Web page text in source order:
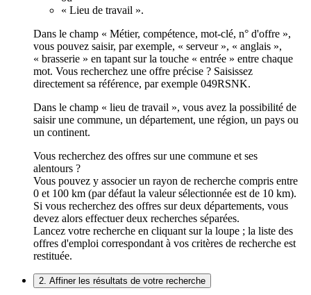
« Lieu de travail ».
Dans le champ « Métier, compétence, mot-clé, n° d'offre »,
vous pouvez saisir, par exemple, « serveur », « anglais »,
« brasserie » en tapant sur la touche « entrée » entre chaque
mot. Vous recherchez une offre précise ? Saisissez
directement sa référence, par exemple 049RSNK.
Dans le champ « lieu de travail », vous avez la possibilité de
saisir une commune, un département, une région, un pays ou
un continent.
Vous recherchez des offres sur une commune et ses
alentours ?
Vous pouvez y associer un rayon de recherche compris entre
0 et 100 km (par défaut la valeur sélectionnée est de 10 km).
Si vous recherchez des offres sur deux départements, vous
devez alors effectuer deux recherches séparées.
Lancez votre recherche en cliquant sur la loupe ; la liste des
offres d'emploi correspondant à vos critères de recherche est
restituée.
2. Affiner les résultats de votre recherche